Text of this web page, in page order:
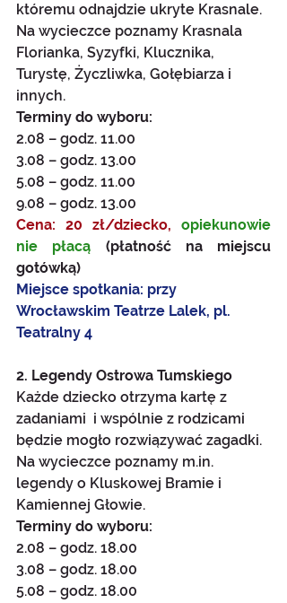
któremu odnajdzie ukryte Krasnale.
Na wycieczce poznamy Krasnala
Florianka, Syzyfki, Klucznika,
Turystę, Życzliwka, Gołębiarza i
innych.
Terminy do wyboru:
2.08 – godz. 11.00
3.08 – godz. 13.00
5.08 – godz. 11.00
9.08 – godz. 13.00
Cena: 20 zł/dziecko,
opiekunowie
nie płacą (płatność na miejscu
gotówką)
Miejsce spotkania: przy
Wrocławskim Teatrze Lalek, pl.
Teatralny 4
2. Legendy Ostrowa Tumskiego
Każde dziecko otrzyma kartę z
zadaniami  i wspólnie z rodzicami
będzie mogło rozwiązywać zagadki.
Na wycieczce poznamy m.in.
legendy o Kluskowej Bramie i
Kamiennej Głowie.
Terminy do wyboru:
2.08 – godz. 18.00
3.08 – godz. 18.00
5.08 – godz. 18.00